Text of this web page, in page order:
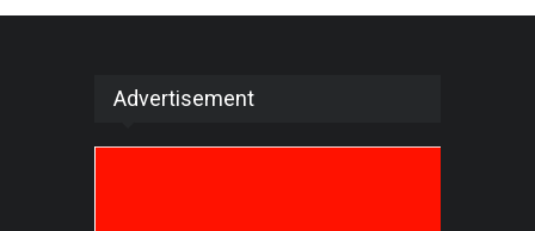
Advertisement